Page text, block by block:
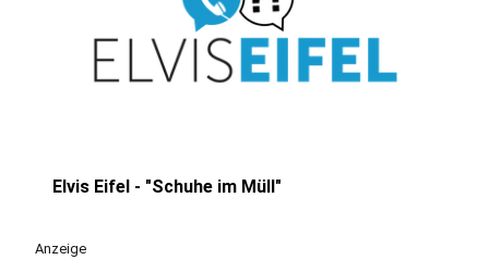
Elvis Eifel - "Schuhe im Müll"
Anzeige